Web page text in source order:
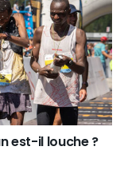
est-il louche ?